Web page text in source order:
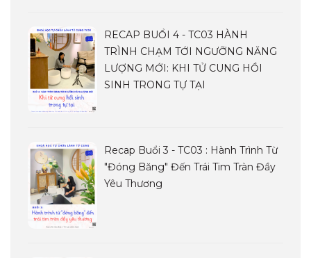
RECAP BUỔI 4 - TC03 HÀNH
TRÌNH CHẠM TỚI NGƯỠNG NĂNG
LƯỢNG MỚI: KHI TỬ CUNG HỒI
SINH TRONG TỰ TẠI
Recap Buổi 3 - TC03 : Hành Trình Từ
"đóng Băng" Đến Trái Tim Tràn Đầy
Yêu Thương